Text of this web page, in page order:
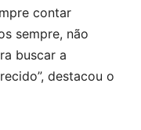
contar
sempre, não
buscar a
destacou o